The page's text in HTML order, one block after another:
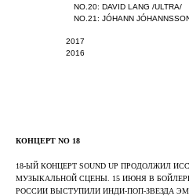
NO.20: DAVID LANG /ULTRA/
NO.21: JÓHANN
2017
2016
КОНЦЕРТ NO 18
18-ЫЙ КОНЦЕРТ SOUND UP ПРОДОЛЖИЛ
МУЗЫКАЛЬНОЙ СЦЕНЫ. 15 ИЮНЯ В
РОССИИ ВЫСТУПИЛИ ИНДИ-ПОП-ЗВЕЗДА